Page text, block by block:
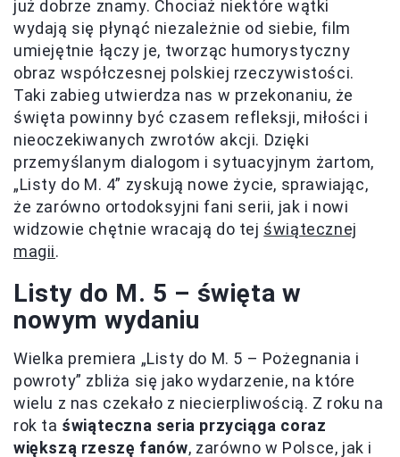
już dobrze znamy. Chociaż niektóre wątki
wydają się płynąć niezależnie od siebie, film
umiejętnie łączy je, tworząc humorystyczny
obraz współczesnej polskiej rzeczywistości.
Taki zabieg utwierdza nas w przekonaniu, że
święta powinny być czasem refleksji, miłości i
nieoczekiwanych zwrotów akcji. Dzięki
przemyślanym dialogom i sytuacyjnym żartom,
„Listy do M. 4” zyskują nowe życie, sprawiając,
że zarówno ortodoksyjni fani serii, jak i nowi
widzowie chętnie wracają do tej świątecznej
magii.
Listy do M. 5 – święta w
nowym wydaniu
Wielka premiera „Listy do M. 5 – Pożegnania i
powroty” zbliża się jako wydarzenie, na które
wielu z nas czekało z niecierpliwością. Z roku na
rok ta świąteczna seria przyciąga coraz
większą rzeszę fanów, zarówno w Polsce, jak i